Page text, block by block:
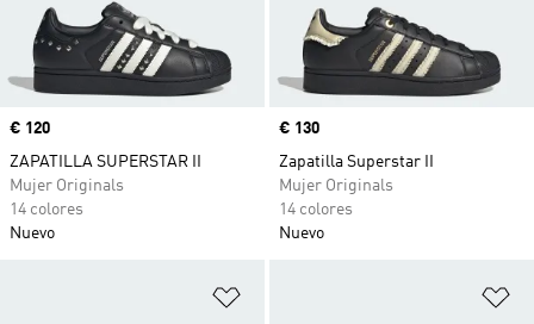
Precio
€ 120
ZAPATILLA SUPERSTAR II
Mujer Originals
14 colores
Nuevo
Precio
€ 130
Zapatilla Superstar II
Mujer Originals
14 colores
Nuevo